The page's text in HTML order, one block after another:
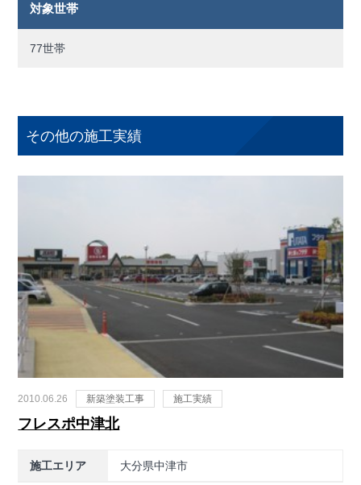
対象世帯
77世帯
その他の施工実績
2010.06.26 新築塗装工事 施工実績
フレスポ中津北
施工エリア 大分県中津市